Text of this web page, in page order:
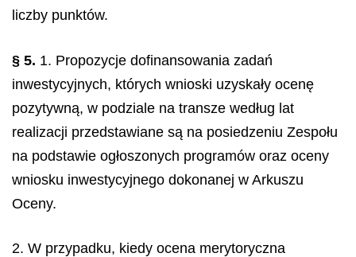
liczby punktów.
§ 5. 1. Propozycje dofinansowania zadań
inwestycyjnych, których wnioski uzyskały ocenę
pozytywną, w podziale na transze według lat
realizacji przedstawiane są na posiedzeniu Zespołu
na podstawie ogłoszonych programów oraz oceny
wniosku inwestycyjnego dokonanej w Arkuszu
Oceny.
2. W przypadku, kiedy ocena merytoryczna